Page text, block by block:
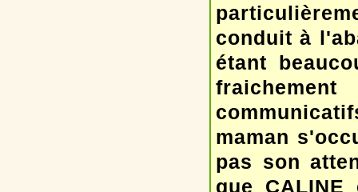
conduit à
étant
maman
pas son
que